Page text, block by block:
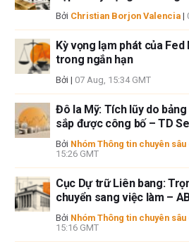
Bởi Christian Borjon Valencia |
Kỳ vọng lạm phát của
trong ngắn hạn
Bởi | 07 Aug, 15:34 GMT
Đô la Mỹ: Tích lũy do
sắp được công bố – TD
Bởi Nhóm Thông tin chuyên
15:26 GMT
Cục Dự trữ Liên bang:
chuyển sang việc làm –
Bởi Nhóm Thông tin chuyên
15:16 GMT